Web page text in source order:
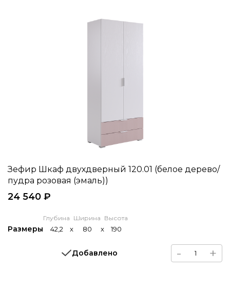
Зефир Шкаф двухдверный 120.01 (белое дерево/
пудра розовая (эмаль))
24 540 ₽
Размеры
Глубина
42,2 x
Ширина
80 x
Высота
190
Добавлено - +